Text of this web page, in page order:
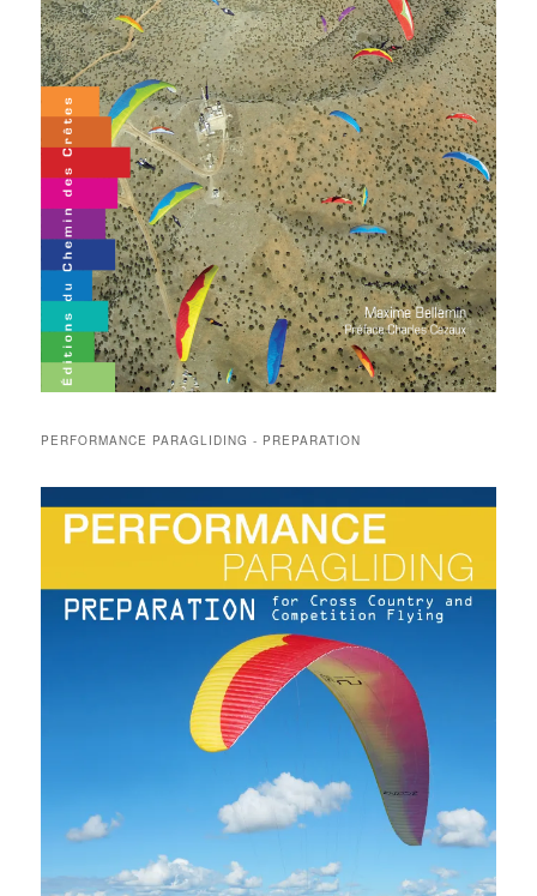
PERFORMANCE PARAGLIDING - PREPARATION